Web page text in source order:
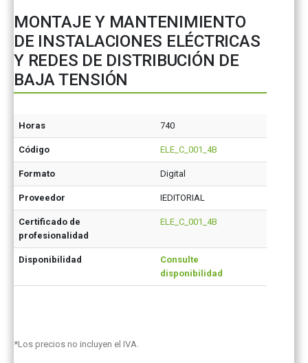
MONTAJE Y MANTENIMIENTO
DE INSTALACIONES ELÉCTRICAS
Y REDES DE DISTRIBUCIÓN DE
BAJA TENSIÓN
Horas 740
Código ELE_C_001_4B
Formato Digital
Proveedor IEDITORIAL
Certificado de
profesionalidad
ELE_C_001_4B
Disponibilidad
Consulte
disponibilidad
*Los precios no incluyen el IVA.